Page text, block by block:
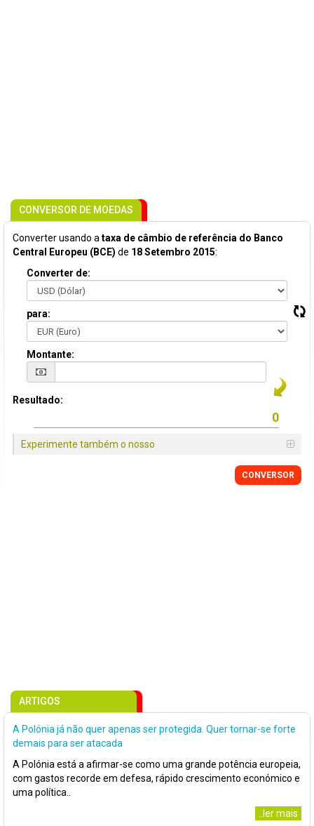
CONVERSOR DE MOEDAS
Converter usando a taxa de câmbio de referência do Banco
Central Europeu (BCE) de 18 Setembro 2015:
Converter de:
para:
Montante:
Resultado:
Experimente também o nosso
CONVERSOR
ARTIGOS
A Polónia já não quer apenas ser protegida. Quer tornar-se forte
demais para ser atacada
A Polónia está a afirmar-se como uma grande potência europeia,
com gastos recorde em defesa, rápido crescimento económico e
uma política..
..ler mais